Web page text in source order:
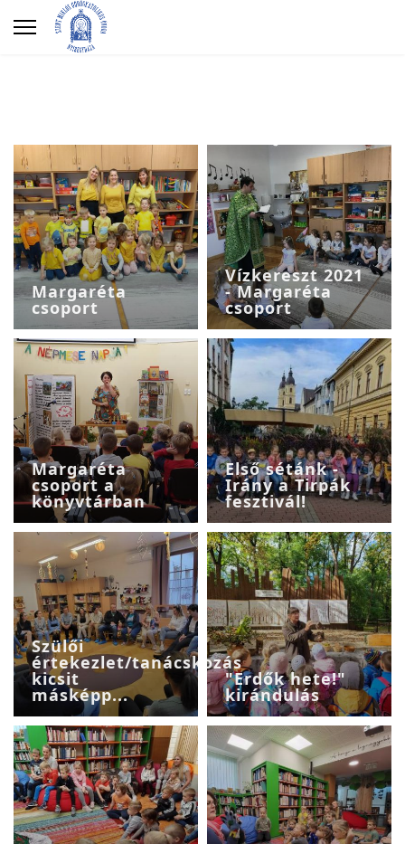
Margaréta
csoport
Vízkereszt 2021
- Margaréta
csoport
Margaréta
csoport a
könyvtárban
Első sétánk -
Irány a Tirpák
fesztivál!
Szülői
értekezlet/tanácskozás
kicsit
másképp...
"Erdők hete!"
kirándulás